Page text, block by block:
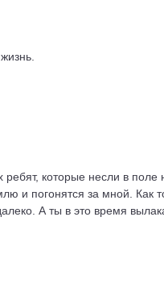
которые несли в
погонятся за мной. Как
А ты в это время